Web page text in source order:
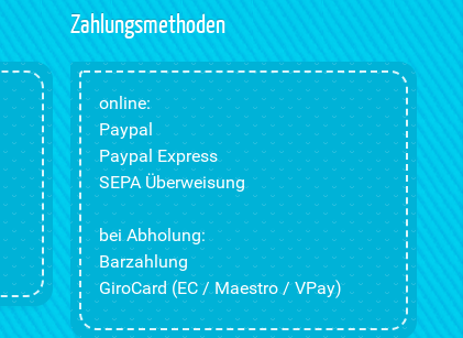
Zahlungsmethoden
online:
Paypal
Paypal Express
SEPA Überweisung
bei Abholung:
Barzahlung
GiroCard (EC / Maestro / VPay)